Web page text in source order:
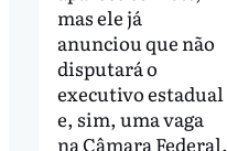
mas ele já
anunciou que não
disputará o
executivo estadual
e, sim, uma vaga
na Câmara Federal.